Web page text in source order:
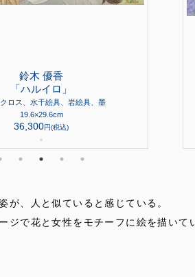
鈴木 優香
「ハルイロ」
ロス、水干絵具、岩絵具、墨
19.6×29.6cm
36,300円(税込)
●
が、人と似ていると感じている。
ジで花と女性をモチーフに絵を描いて